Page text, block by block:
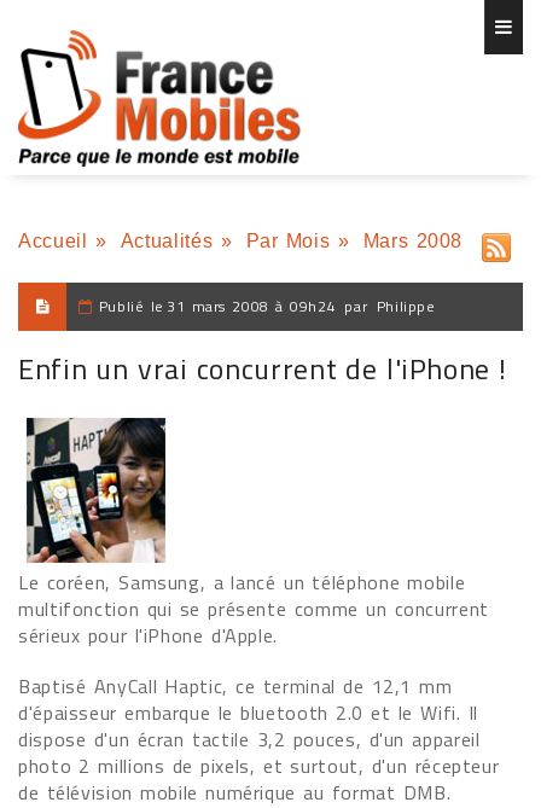
Accueil » Actualités » Par Mois » Mars 2008
Publié le 31 mars 2008 à 09h24 par Philippe
Enfin un vrai concurrent de l'iPhone !
Le coréen, Samsung, a lancé un téléphone mobile
multifonction qui se présente comme un concurrent
sérieux pour l'iPhone d'Apple.
Baptisé AnyCall Haptic, ce terminal de 12,1 mm
d'épaisseur embarque le bluetooth 2.0 et le Wifi. Il
dispose d'un écran tactile 3,2 pouces, d'un appareil
photo 2 millions de pixels, et surtout, d'un récepteur
de télévision mobile numérique au format DMB.